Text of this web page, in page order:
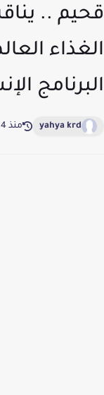
..
yahya krd منذ 4 سنة